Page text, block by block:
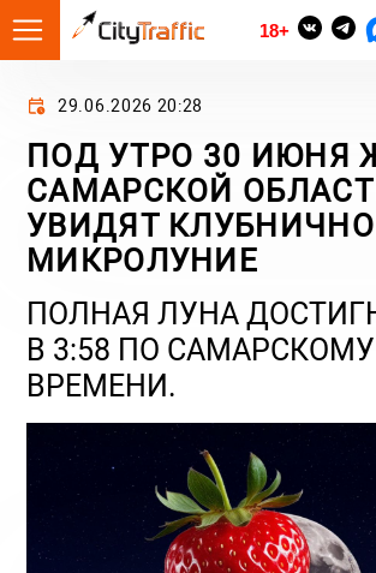
18+
29.06.2026 20:28
ПОД УТРО 30 ИЮНЯ
САМАРСКОЙ
УВИДЯТ
МИКРОЛУНИЕ
ПОЛНАЯ ЛУНА
В 3:58 ПО САМАРСКОМУ
ВРЕМЕНИ.